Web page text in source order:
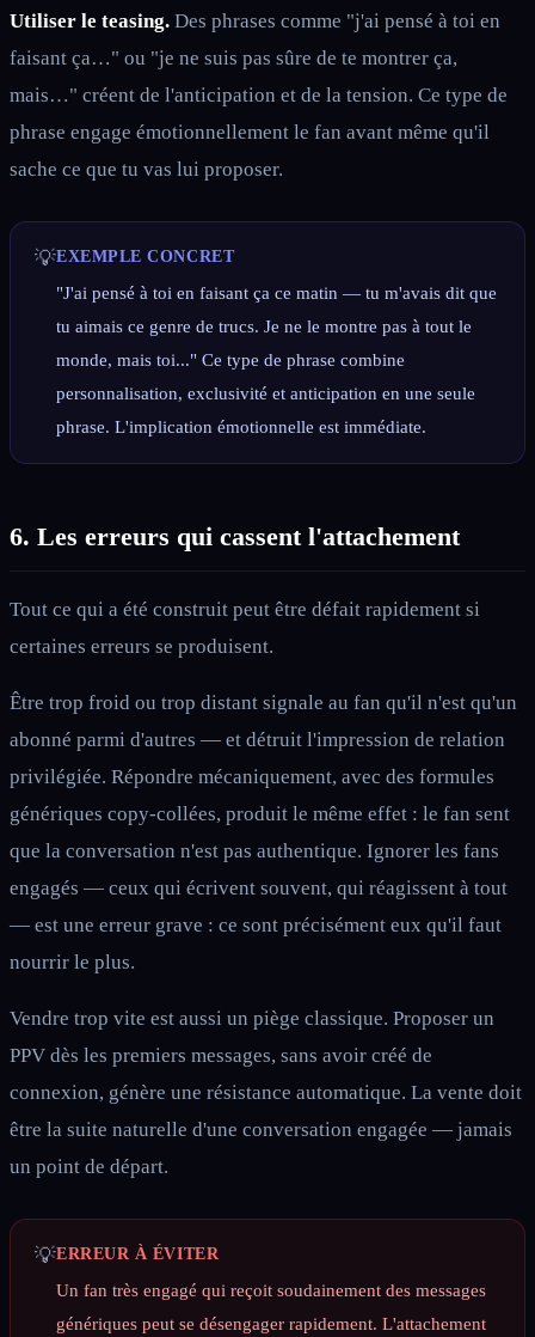
Utiliser le teasing. Des phrases comme "j'ai pensé à toi en
faisant ça…" ou "je ne suis pas sûre de te montrer ça,
mais…" créent de l'anticipation et de la tension. Ce type de
phrase engage émotionnellement le fan avant même qu'il
sache ce que tu vas lui proposer.
💡EXEMPLE CONCRET
"J'ai pensé à toi en faisant ça ce matin — tu m'avais dit que
tu aimais ce genre de trucs. Je ne le montre pas à tout le
monde, mais toi..." Ce type de phrase combine
personnalisation, exclusivité et anticipation en une seule
phrase. L'implication émotionnelle est immédiate.
6. Les erreurs qui cassent l'attachement
Tout ce qui a été construit peut être défait rapidement si
certaines erreurs se produisent.
Être trop froid ou trop distant signale au fan qu'il n'est qu'un
abonné parmi d'autres — et détruit l'impression de relation
privilégiée. Répondre mécaniquement, avec des formules
génériques copy-collées, produit le même effet : le fan sent
que la conversation n'est pas authentique. Ignorer les fans
engagés — ceux qui écrivent souvent, qui réagissent à tout
— est une erreur grave : ce sont précisément eux qu'il faut
nourrir le plus.
Vendre trop vite est aussi un piège classique. Proposer un
PPV dès les premiers messages, sans avoir créé de
connexion, génère une résistance automatique. La vente doit
être la suite naturelle d'une conversation engagée — jamais
un point de départ.
💡ERREUR À ÉVITER
Un fan très engagé qui reçoit soudainement des messages
génériques peut se désengager rapidement. L'attachement